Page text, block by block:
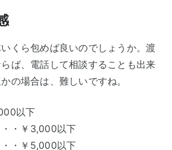
くら包めば良いのでしょうか。渡
ば、電話して相談することも出来
の場合は、難しいですね。
以下
・￥3,000以下
・￥5,000以下